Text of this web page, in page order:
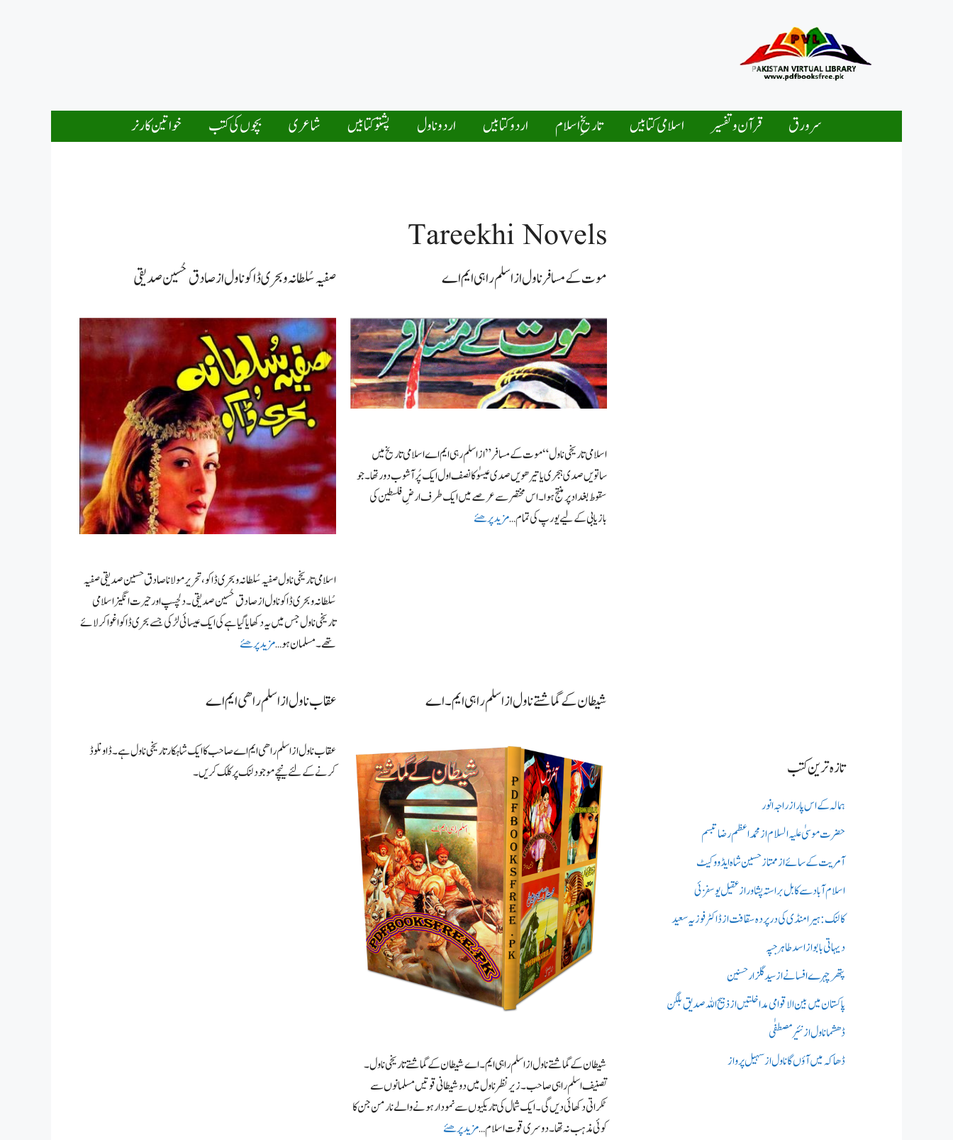
سرورق قرآن و تفسیر اسلامی کتابیں تاریخِ اسلام اردو کتابیں اردو ناول پشتو کتابیں شاعری بچوں کی کتب خواتین کارنر
Tareekhi Novels
موت کے مسافر ناول از اسلم راہی ایم اے
اسلامی تاریخی ناول “موت کے مسافر” از اسلم رہی ایم اے اسلامی تاریخ میں
ساتویں صدی ہجری یا تیرھویں صدی عیسوٰ کا نصف اول ایک پُرآشوب دور تھا۔ جو
سقوط بغداد پر منتج ہوا۔ اس مختصر سے عرصے میں ایک طرف ارضِ فلسطین کی
بازیابی کے لیے یورپ کی تمام …مزید پرھئے
صفیہ سُلطانہ و بحری ڈاکو ناول از صادق حُسین صدیقی
اسلامی تاریخی ناول صفیہ سُلطانہ و بحری ڈاکو، تحریر مولانا صادق حسین صدیقی صفیہ
سُلطانہ و بحری ڈاکو ناول از صادق حُسین صدیقی۔ دلچسپ اور حیرت انگیز اسلامی
تاریخی ناول جس میں یہ دکھایا گیا ہے کی ایک عیسائی لڑکی جسے بحری ڈاکو اغوا کر لائے
تھے ۔ مسلمان ہو …مزید پرھئے
شیطان کے گماشتے ناول از اسلم راہی ایم۔اے
شیطان کے گماشتے ناول از اسلم راہی ایم۔اے شیطان کے گماشتے تاریخی ناول ۔
تصنیف اسلم راہی صاحب۔ زیر نظر ناول میں دو شیطانی قوتیں مسلمانوں سے
ٹکراتی دکھائی دیں گی۔ ایک شمال کی تاریکیوں سے نمودار ہو نے والے نارمن جن کا
کوئی مذہب نہ تھا۔ دوسری قوت اسلام …مزید پرھئے
عقاب ناول از اسلم راھی ایم اے
عقاب ناول از اسلم راھی ایم اے صاحب کا ایک شاہکار تاریخی ناول ہے۔ ڈاونلوڈ
کرنے کے لئے نیچے موجود لنک پر کلک کریں۔
تازہ ترین کتب
ہمالہ کے اس پار از راجہ انور
حضرت موسیٰ علیہ السلام از محمد اعظم رضا تبسم
آمریت کے سائے از ممتاز حسین شاہ ایڈووکیٹ
اسلام آباد سے کابل براستہ پشاور از عقیل یوسفزئی
کالنک: ہیرا منڈی کی در پردہ سقافت از ڈاکٹر فوزیہ سعید
دیہاتی بابو از اسد طاہر جپہ
پتھر چہرے افسانے از سید گلزار حسنین
پاکستان میں بین الاقوامی مداخلتیں از ذبیح اللہ صدیق بلگن
ڈھشما ناول از نئیر مصطفٰی
ڈھاکہ میں آؤں گا ناول از سہیل پرواز